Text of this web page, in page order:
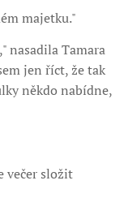
majetku."
nasadila Tamara
jen říct, že tak
někdo nabídne,
večer složit